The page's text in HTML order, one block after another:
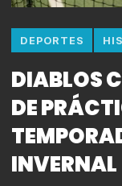
DEPORTES
DIABLOS
DE
INVERNAL